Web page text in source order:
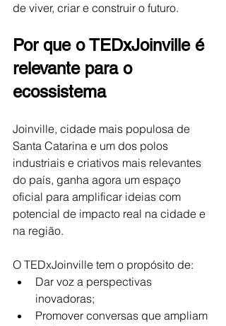
de viver, criar e construir o futuro.
Por que o TEDxJoinville é
relevante para o
ecossistema
Joinville, cidade mais populosa de
Santa Catarina e um dos polos
industriais e criativos mais relevantes
do país, ganha agora um espaço
oficial para amplificar ideias com
potencial de impacto real na cidade e
na região.
O TEDxJoinville tem o propósito de:
Dar voz a perspectivas
inovadoras;
Promover conversas que ampliam